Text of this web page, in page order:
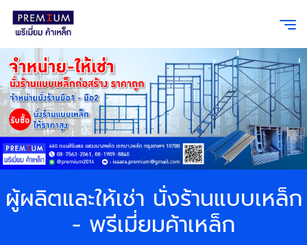
ผู้ผลิตและให้เช่า นั่งร้านแบบเหล็ก
- พรีเมี่ยมค้าเหล็ก